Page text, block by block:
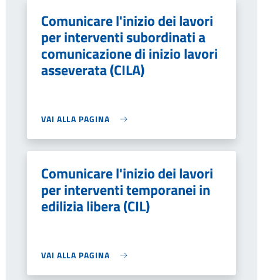
Comunicare l'inizio dei lavori
per interventi subordinati a
comunicazione di inizio lavori
asseverata (CILA)
VAI ALLA PAGINA
Comunicare l'inizio dei lavori
per interventi temporanei in
edilizia libera (CIL)
VAI ALLA PAGINA